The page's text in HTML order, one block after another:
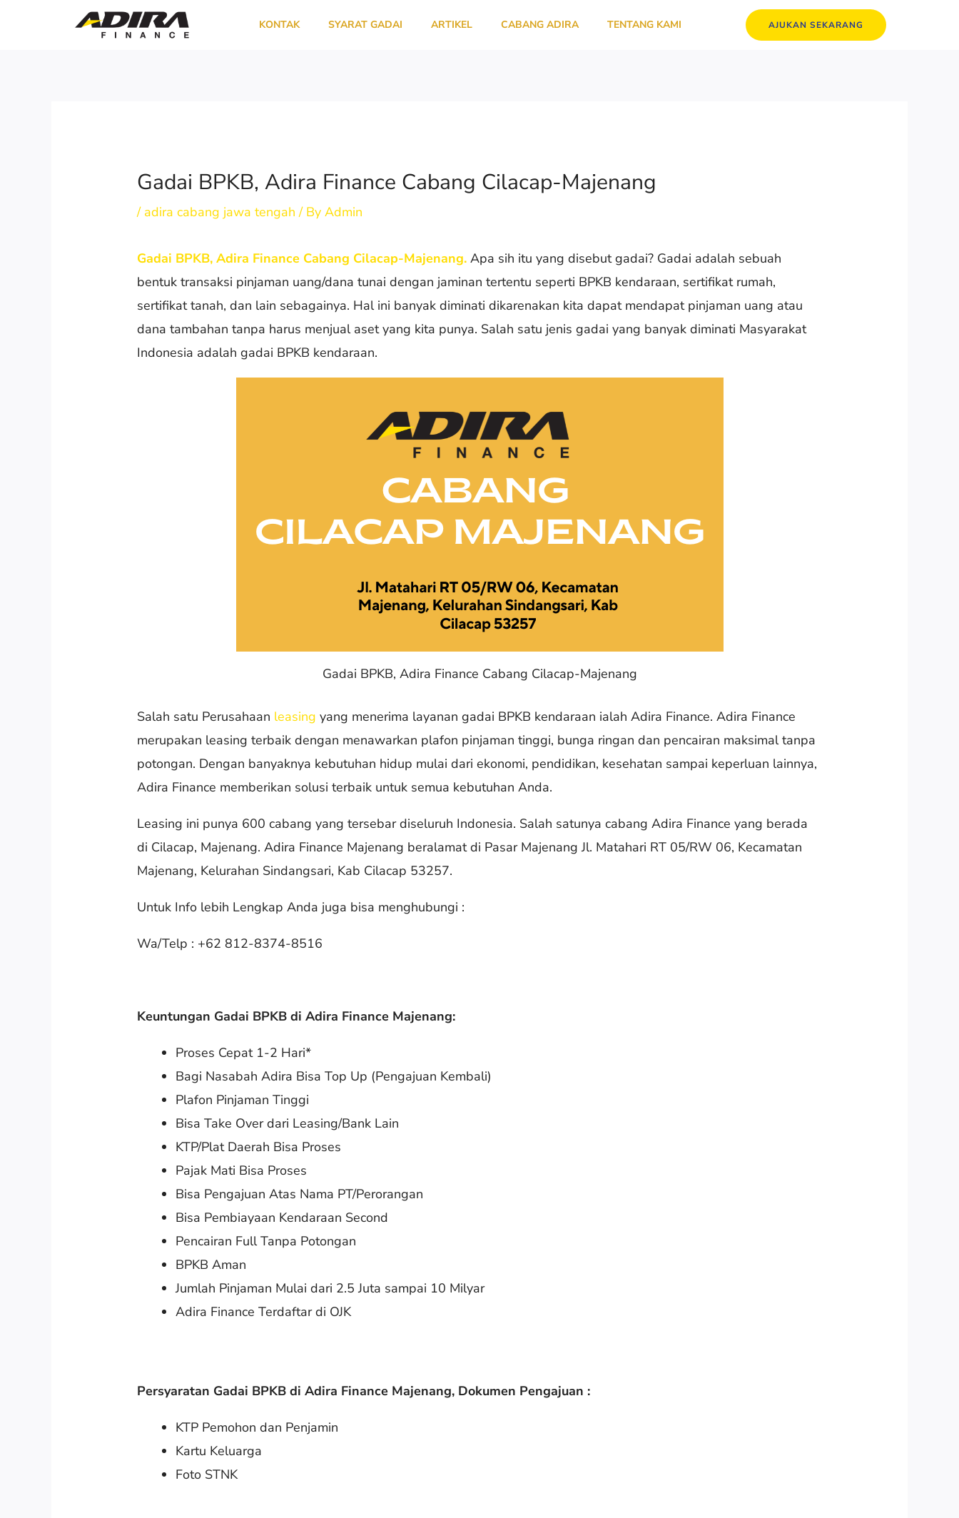
KONTAK SYARAT GADAI ARTIKEL CABANG ADIRA TENTANG KAMI AJUKAN SEKARANG
Gadai BPKB, Adira Finance Cabang Cilacap-Majenang
/ adira cabang jawa tengah / ByAdmin
Gadai BPKB, Adira Finance Cabang Cilacap-Majenang. Apa sih itu yang disebut gadai? Gadai adalah sebuah
bentuk transaksi pinjaman uang/dana tunai dengan jaminan tertentu seperti BPKB kendaraan, sertifikat rumah,
sertifikat tanah, dan lain sebagainya. Hal ini banyak diminati dikarenakan kita dapat mendapat pinjaman uang atau
dana tambahan tanpa harus menjual aset yang kita punya. Salah satu jenis gadai yang banyak diminati Masyarakat
Indonesia adalah gadai BPKB kendaraan.
Gadai BPKB, Adira Finance Cabang Cilacap-Majenang
Salah satu Perusahaan leasing yang menerima layanan gadai BPKB kendaraan ialah Adira Finance. Adira Finance
merupakan leasing terbaik dengan menawarkan plafon pinjaman tinggi, bunga ringan dan pencairan maksimal tanpa
potongan. Dengan banyaknya kebutuhan hidup mulai dari ekonomi, pendidikan, kesehatan sampai keperluan lainnya,
Adira Finance memberikan solusi terbaik untuk semua kebutuhan Anda.
Leasing ini punya 600 cabang yang tersebar diseluruh Indonesia. Salah satunya cabang Adira Finance yang berada
di Cilacap, Majenang. Adira Finance Majenang beralamat di Pasar Majenang Jl. Matahari RT 05/RW 06, Kecamatan
Majenang, Kelurahan Sindangsari, Kab Cilacap 53257.
Untuk Info lebih Lengkap Anda juga bisa menghubungi :
Wa/Telp : +62 812-8374-8516
Keuntungan Gadai BPKB di Adira Finance Majenang:
Proses Cepat 1-2 Hari*
Bagi Nasabah Adira Bisa Top Up (Pengajuan Kembali)
Plafon Pinjaman Tinggi
Bisa Take Over dari Leasing/Bank Lain
KTP/Plat Daerah Bisa Proses
Pajak Mati Bisa Proses
Bisa Pengajuan Atas Nama PT/Perorangan
Bisa Pembiayaan Kendaraan Second
Pencairan Full Tanpa Potongan
BPKB Aman
Jumlah Pinjaman Mulai dari 2.5 Juta sampai 10 Milyar
Adira Finance Terdaftar di OJK
Persyaratan Gadai BPKB di Adira Finance Majenang, Dokumen Pengajuan :
KTP Pemohon dan Penjamin
Kartu Keluarga
Foto STNK